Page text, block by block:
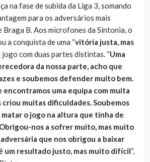
na fase de subida da Liga 3, somando
para os adversários mais
B. Aos microfones da Sintonia, o
a conquista de uma “vitória justa, mas
jogo com duas partes distintas. “Uma
da nossa parte, acho que
e soubemos defender muito bem.
encontramos uma equipa com muita
criou muitas dificuldades. Soubemos
o jogo na altura que tinha de
nos a sofrer muito, mas muito
que nos obrigou a baixar
um resultado justo, mas muito difícil“,